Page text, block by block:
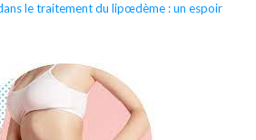
le traitement du lipœdème : un espoir